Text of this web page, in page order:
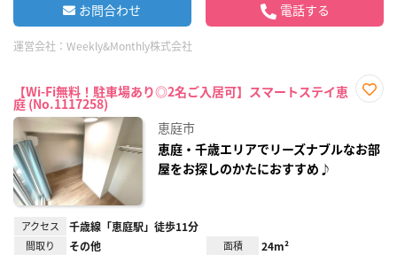
お問合わせ 電話する
運営会社： Weekly&Monthly株式会社
【Wi-Fi無料！駐車場あり◎2名ご入居可】スマートステイ恵
庭 (No.1117258)
録
恵庭市
恵庭・千歳エリアでリーズナブルなお部
屋をお探しのかたにおすすめ♪
アクセス 千歳線「恵庭駅」徒歩11分
間取り その他 面積 24m²